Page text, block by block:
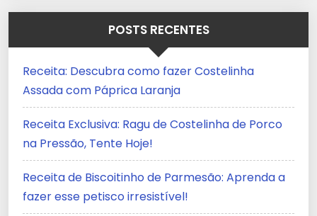
POSTS RECENTES
Receita: Descubra como fazer Costelinha
Assada com Páprica Laranja
Receita Exclusiva: Ragu de Costelinha de Porco
na Pressão, Tente Hoje!
Receita de Biscoitinho de Parmesão: Aprenda a
fazer esse petisco irresistível!